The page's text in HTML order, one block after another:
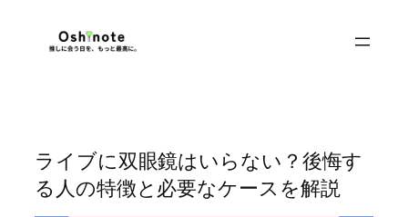
ライブに双眼鏡はいらない？後悔す
る人の特徴と必要なケースを解説